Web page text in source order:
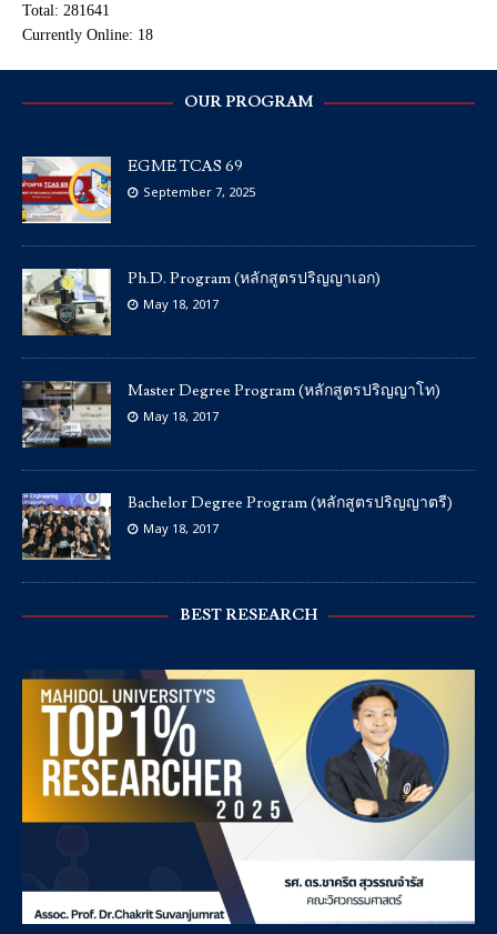
Total: 281641
Currently Online: 18
OUR PROGRAM
EGME TCAS 69
September 7, 2025
Ph.D. Program (หลักสูตรปริญญาเอก)
May 18, 2017
Master Degree Program (หลักสูตรปริญญาโท)
May 18, 2017
Bachelor Degree Program (หลักสูตรปริญญาตรี)
May 18, 2017
BEST RESEARCH